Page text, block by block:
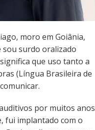
moro em Goiânia,
sou surdo oralizado
que uso tanto a
(Língua Brasileira de
por muitos anos
fui implantado com o